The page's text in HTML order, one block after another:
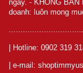
ngày. - KHÔNG
doanh: luôn mong
| Hotline: 0902 319
| e-mail: